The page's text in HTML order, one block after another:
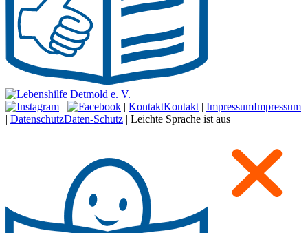
| KontaktKontakt | ImpressumImpressum
| DatenschutzDaten-Schutz | Leichte Sprache ist aus